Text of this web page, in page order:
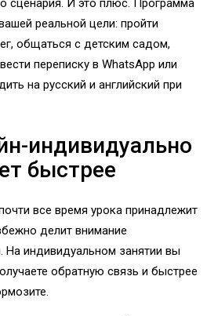
реальной цели: пройти
общаться с детским садом,
переписку в WhatsApp или
на русский и английский при
индивидуально
быстрее
все время урока принадлежит
делит внимание
На индивидуальном занятии вы
обратную связь и быстрее